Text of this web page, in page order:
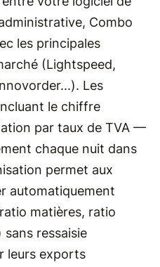
Combo
les principales
(Lightspeed,
Les
le chiffre
par taux de TVA —
chaque nuit dans
permet aux
automatiquement
matières, ratio
ressaisie
leurs exports